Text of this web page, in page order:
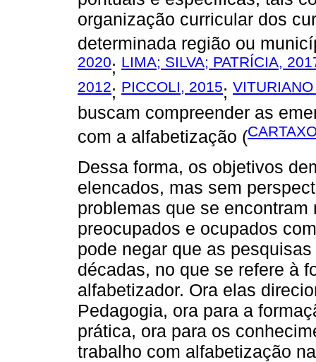
organização curricular dos
determinada região ou
2020; LIMA; SILVA; PATRÍCIA,
2012; PICCOLI, 2015;
buscam compreender as
com a alfabetização (
Dessa forma, os objetivos
elencados, mas sem
problemas que se
preocupados e ocupados
pode negar que as
décadas, no que se refere à
alfabetizador. Ora elas
Pedagogia, ora para a
prática, ora para os
trabalho com alfabetização